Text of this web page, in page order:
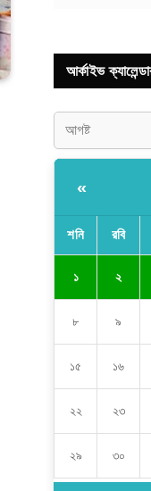
আর্কাইভ
«
শনি রবি
১ ২
৮ ৯
১৫ ১৬
২২ ২৩
২৯ ৩০